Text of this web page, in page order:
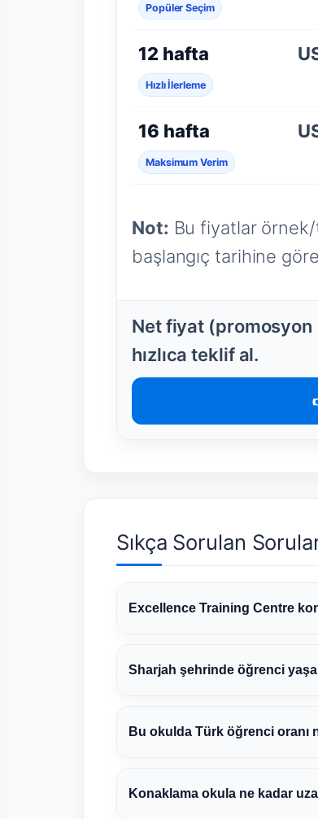
Popüler Seçim
12 hafta
Hızlı İlerleme
16 hafta
Maksimum Verim
Not: Bu fiyatlar örnek/
başlangıç tarihine
Net fiyat (promosyon
hızlıca teklif al.
Sıkça Sorulan
Excellence Training Centre
Sharjah şehrinde öğrenci
Bu okulda Türk öğrenci oranı
Konaklama okula ne kadar